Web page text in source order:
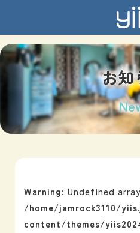
お知
Warning: Undefined
/home/jamrock3110/
content/themes/